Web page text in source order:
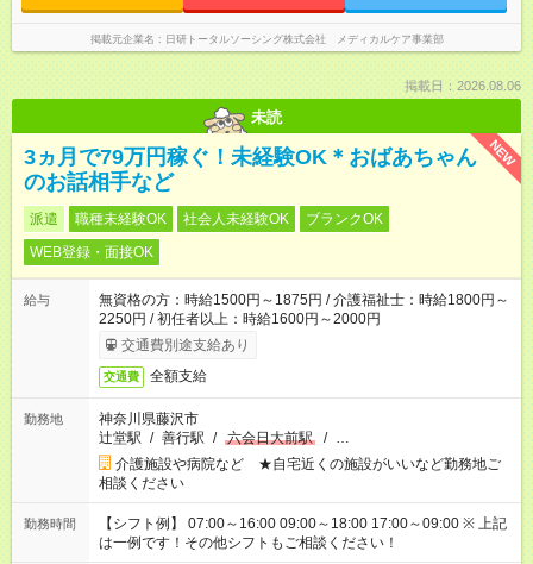
掲載元企業名 日研トータルソーシング株式会社 メディカルケア事業部
掲載日：2026.08.06
未読
NEW
3ヵ月で79万円稼ぐ！未経験OK＊おばあちゃん
のお話相手など
派遣 職種未経験OK 社会人未経験OK
ブランクOK
WEB登録・面接OK
給与
無資格の方：時給1500円～1875円 / 介護福祉士：時給1800円～
2250円 / 初任者以上：時給1600円～2000円
交通費別途支給あり
交通費 全額支給
勤務地
神奈川県藤沢市
辻堂駅 / 善行駅 / 六会日大前駅 / …
介護施設や病院など ★自宅近くの施設がいいなど勤務地ご
相談ください
勤務時間
【シフト例】 07:00～16:00 09:00～18:00 17:00～09:00 ※ 上記
は一例です！その他シフトもご相談ください！